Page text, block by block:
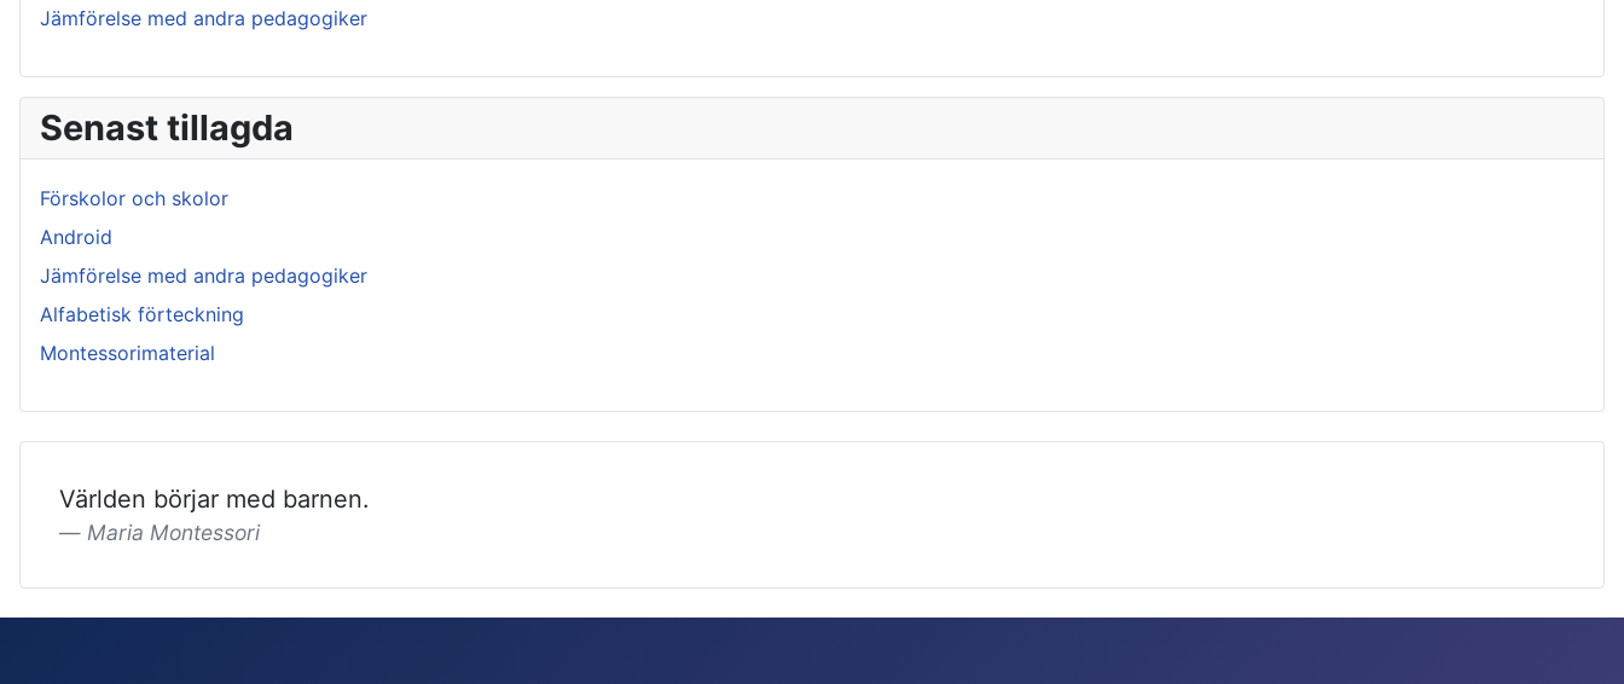
Jämförelse med andra pedagogiker
Senast tillagda
Förskolor och skolor
Android
Jämförelse med andra pedagogiker
Alfabetisk förteckning
Montessorimaterial
Världen börjar med barnen.
Maria Montessori